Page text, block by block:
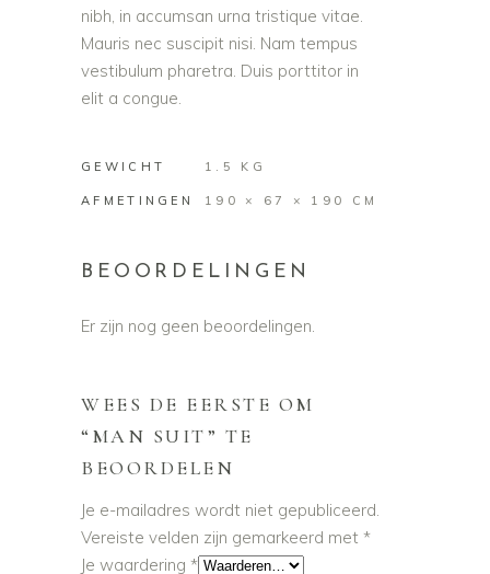
nibh, in accumsan urna tristique vitae.
Mauris nec suscipit nisi. Nam tempus
vestibulum pharetra. Duis porttitor in
elit a congue.
GEWICHT 1.5 KG
AFMETINGEN 190 × 67 × 190 CM
BEOORDELINGEN
Er zijn nog geen beoordelingen.
WEES DE EERSTE OM
“MAN SUIT” TE
BEOORDELEN
Je e-mailadres wordt niet gepubliceerd.
Vereiste velden zijn gemarkeerd met *
Je waardering *